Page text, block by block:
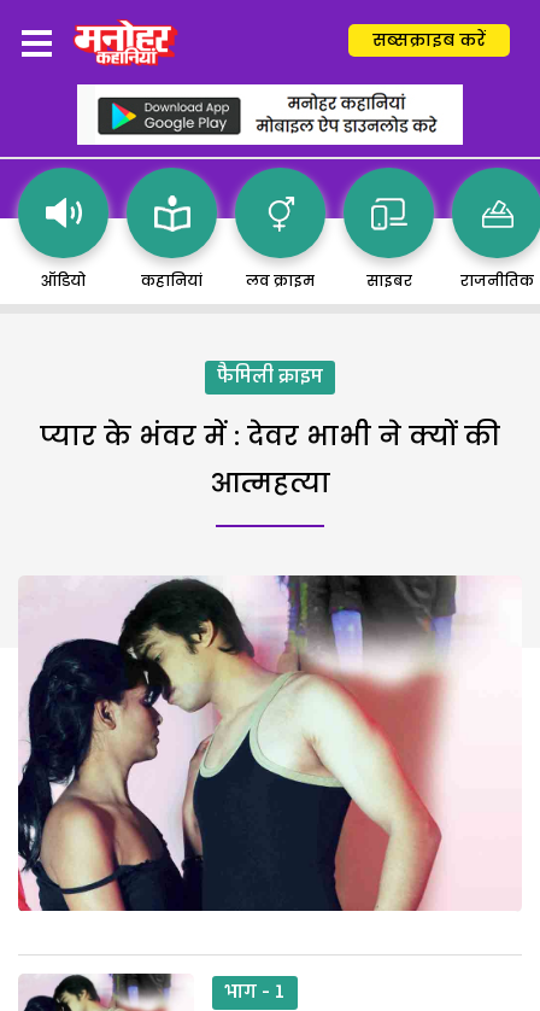
सब्सक्राइब करें
ऑडियो कहानियां लव क्राइम साइबर राजनीतिक
फैमिली क्राइम
प्यार के भंवर में : देवर भाभी ने क्यों की
आत्महत्या
भाग - 1